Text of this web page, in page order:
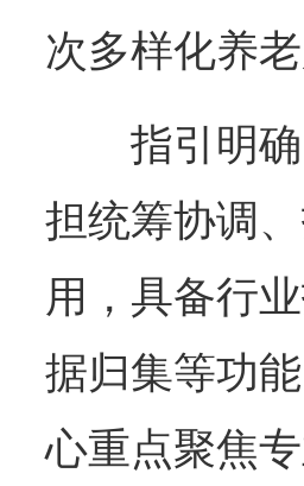
次多样化养老
指引明
担统筹协调
用，具备行
据归集等功
心重点聚焦